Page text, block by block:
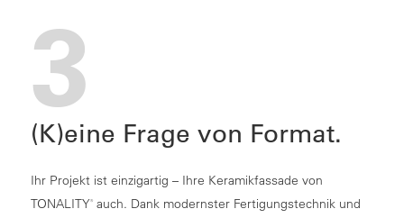
3
(K)eine Frage von Format.
Ihr Projekt ist einzigartig – Ihre Keramikfassade von
TONALITY®auch. Dank modernster Fertigungstechnik und